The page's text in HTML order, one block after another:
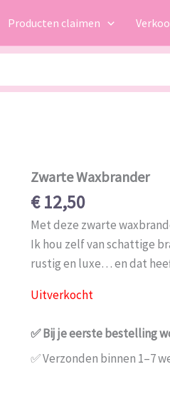
Producten claimen
Zwarte Waxbrander
€12,50
Met deze zwarte
Ik hou zelf van schattige
rustig en luxe… en dat
Uitverkocht
✅ Bij je eerste bestelling
✅ Verzonden binnen 1–7